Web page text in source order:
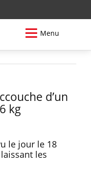
Menu
d’un
kg
le jour le 18
les